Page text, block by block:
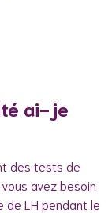
ai-je
des tests de
avez besoin
de LH pendant le